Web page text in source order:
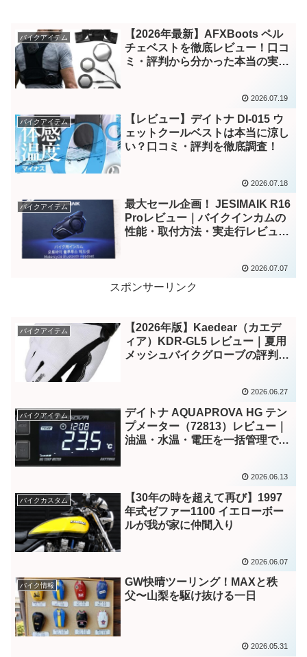
バイクアイテム
【2026年最新】AFXBoots ペル
チェベストを徹底レビュー！口コ
ミ・評判から分かった本当の実力
2026.07.19
バイクアイテム
【レビュー】デイトナ DI-015 ウ
ェットクールベストは本当に涼し
い？口コミ・評判を徹底調査！
2026.07.18
バイクアイテム
最大セール企画！ JESIMAIK R16
Proレビュー｜バイクインカムの
性能・取付方法・実走行レビュー
2026.07.07
スポンサーリンク
バイクアイテム
【2026年版】Kaedear（カエデ
ィア）KDR-GL5 レビュー｜夏用
メッシュバイクグローブの評判・
2026.06.27
バイクアイテム
デイトナ AQUAPROVA HG テン
プメーター（72813）レビュー｜
油温・水温・電圧を一括管理でき
2026.06.13
バイクカスタム
【30年の時を超えて再び】1997
年式ゼファー1100 イエローボー
ルが我が家に仲間入り
2026.06.07
バイク情報
GW快晴ツーリング！MAXと秩
父〜山梨を駆け抜ける一日
2026.05.31